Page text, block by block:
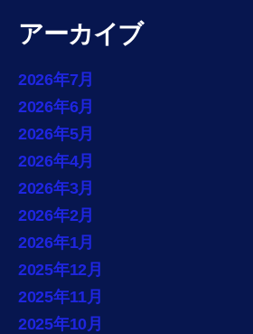
アーカイブ
2026年7月
2026年6月
2026年5月
2026年4月
2026年3月
2026年2月
2026年1月
2025年12月
2025年11月
2025年10月